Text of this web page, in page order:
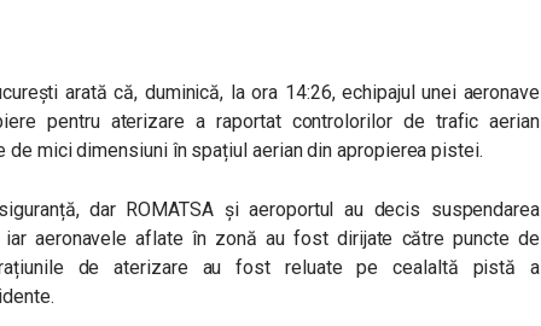
arată că, duminică, la ora 14:26, echipajul unei aeronave
pentru aterizare a raportat controlorilor de trafic aerian
de mici dimensiuni în spațiul aerian din apropierea pistei.
dar ROMATSA și aeroportul au decis suspendarea
iar aeronavele aflate în zonă au fost dirijate către puncte de
de aterizare au fost reluate pe cealaltă pistă a